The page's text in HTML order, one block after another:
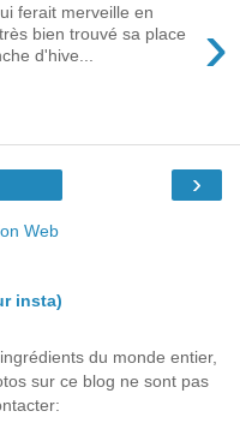
›
ferait merveille en
bien trouvé sa place
d'hive...
›
Web
insta)
du monde entier,
sur ce blog ne sont pas